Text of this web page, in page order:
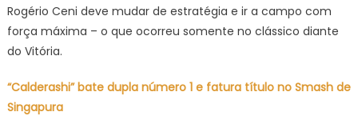
Rogério Ceni deve mudar de estratégia e ir a campo com
força máxima – o que ocorreu somente no clássico diante
do Vitória.
“Calderashi” bate dupla número 1 e fatura título no Smash de
Singapura